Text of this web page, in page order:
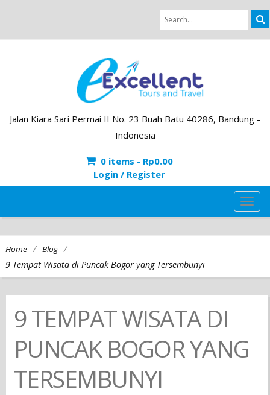
Jalan Kiara Sari Permai II No. 23 Buah Batu 40286, Bandung -
Indonesia
0 items - Rp0.00
Login / Register
Home / Blog /
9 Tempat Wisata di Puncak Bogor yang Tersembunyi
9 TEMPAT WISATA DI
PUNCAK BOGOR YANG
TERSEMBUNYI